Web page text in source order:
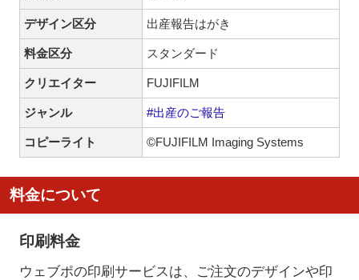
デザイン区分 出産報告はがき
料金区分 スタンダード
クリエイター FUJIFILM
ジャンル #出産のご報告
コピーライト ©FUJIFILM Imaging Systems
料金について
印刷料金
ウェブポの印刷サービスは、ご注文のデザインや印